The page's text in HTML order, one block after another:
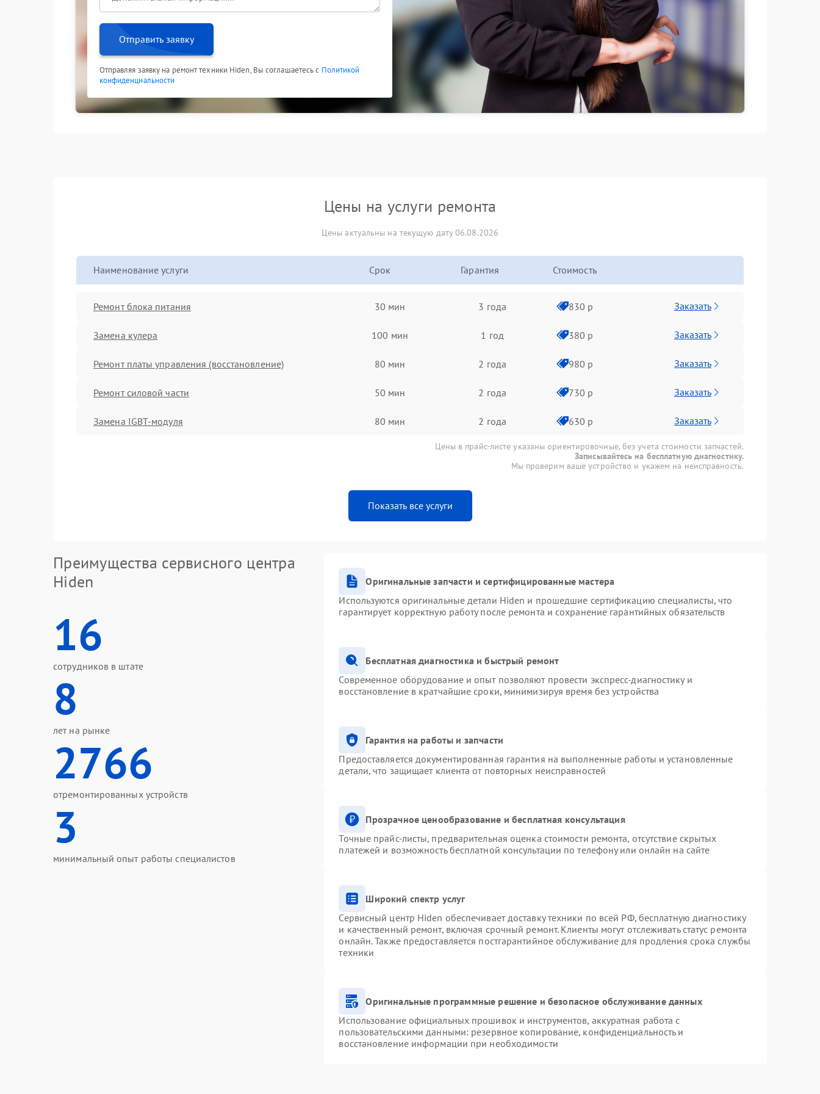
Отправить заявку
Отправляя заявку на ремонт техники Hiden, Вы соглашаетесь с Политикой
конфиденциальности
Цены на услуги ремонта
Цены актуальны на текущую дату 06.08.2026
Наименование услуги Срок Гарантия Стоимость
Ремонт блока питания 30 мин 3 года 830 р Заказать
Замена кулера 100 мин 1 год 380 р Заказать
Ремонт платы управления (восстановление) 80 мин 2 года 980 р Заказать
Ремонт силовой части 50 мин 2 года 730 р Заказать
Замена IGBT-модуля 80 мин 2 года 630 р Заказать
Цены в прайс-листе указаны ориентировочные, без учета стоимости запчастей.
Записывайтесь на бесплатную диагностику.
Мы проверим ваше устройство и укажем на неисправность.
Показать все услуги
Преимущества сервисного центра
Hiden
16
сотрудников в штате
8
лет на рынке
2766
отремонтированных устройств
3
минимальный опыт работы специалистов
Оригинальные запчасти и сертифицированные мастера
Используются оригинальные детали Hiden и прошедшие сертификацию специалисты, что
гарантирует корректную работу после ремонта и сохранение гарантийных обязательств
Бесплатная диагностика и быстрый ремонт
Современное оборудование и опыт позволяют провести экспресс-диагностику и
восстановление в кратчайшие сроки, минимизируя время без устройства
Гарантия на работы и запчасти
Предоставляется документированная гарантия на выполненные работы и установленные
детали, что защищает клиента от повторных неисправностей
Прозрачное ценообразование и бесплатная консультация
Точные прайс-листы, предварительная оценка стоимости ремонта, отсутствие скрытых
платежей и возможность бесплатной консультации по телефону или онлайн на сайте
Широкий спектр услуг
Сервисный центр Hiden обеспечивает доставку техники по всей РФ, бесплатную диагностику
и качественный ремонт, включая срочный ремонт. Клиенты могут отслеживать статус ремонта
онлайн. Также предоставляется постгарантийное обслуживание для продления срока службы
техники
Оригинальные программные решение и безопасное обслуживание данных
Использование официальных прошивок и инструментов, аккуратная работа с
пользовательскими данными: резервное копирование, конфиденциальность и
восстановление информации при необходимости